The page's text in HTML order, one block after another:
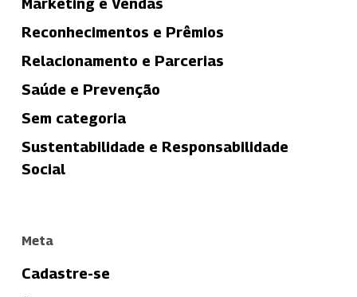
Reconhecimentos e Prêmios
Relacionamento e Parcerias
Saúde e Prevenção
Sem categoria
Sustentabilidade e Responsabilidade
Social
Meta
Cadastre-se